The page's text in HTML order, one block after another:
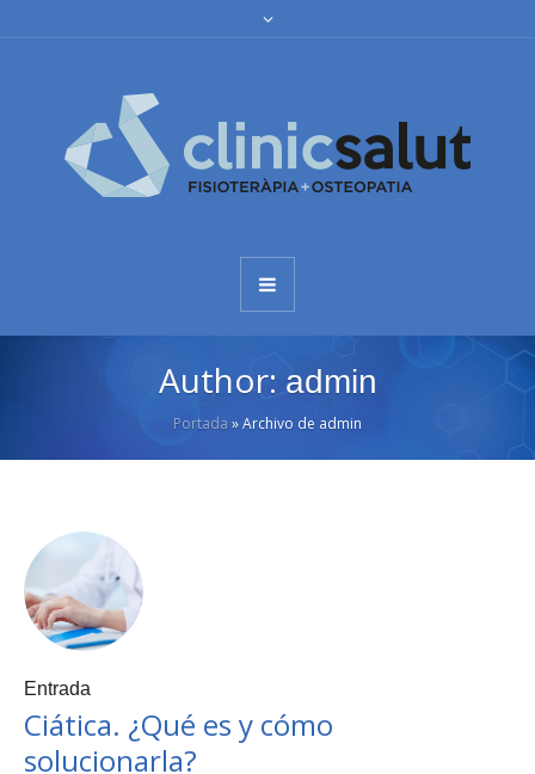
Author: admin
Portada »Archivo de admin
Entrada
Ciática. ¿Qué es y cómo
solucionarla?